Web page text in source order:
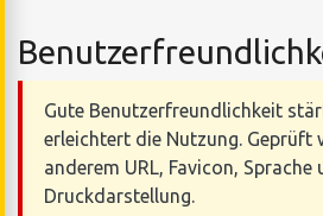
Gute Benutzerfreundlichkeit
erleichtert die Nutzung. Geprüft
anderem URL, Favicon, Sprache
Druckdarstellung.